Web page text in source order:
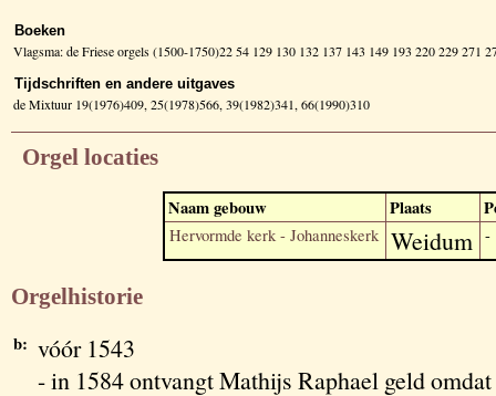
Boeken
Vlagsma: de Friese orgels (1500-1750)22 54 129 130 132 137 143 149 193 220 229 271
Tijdschriften en andere uitgaves
de Mixtuur 19(1976)409, 25(1978)566, 39(1982)341, 66(1990)310
Orgel locaties
Naam gebouw Plaats
Hervormde kerk - Johanneskerk Weidum -
Orgelhistorie
b: vóór 1543
- in 1584 ontvangt Mathijs Raphael geld omdat